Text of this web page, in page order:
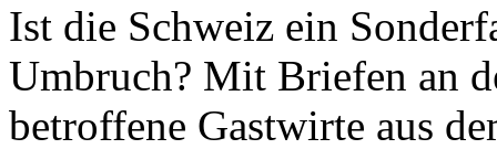
Ist die Schweiz ein
Umbruch? Mit Briefen an
betroffene Gastwirte aus